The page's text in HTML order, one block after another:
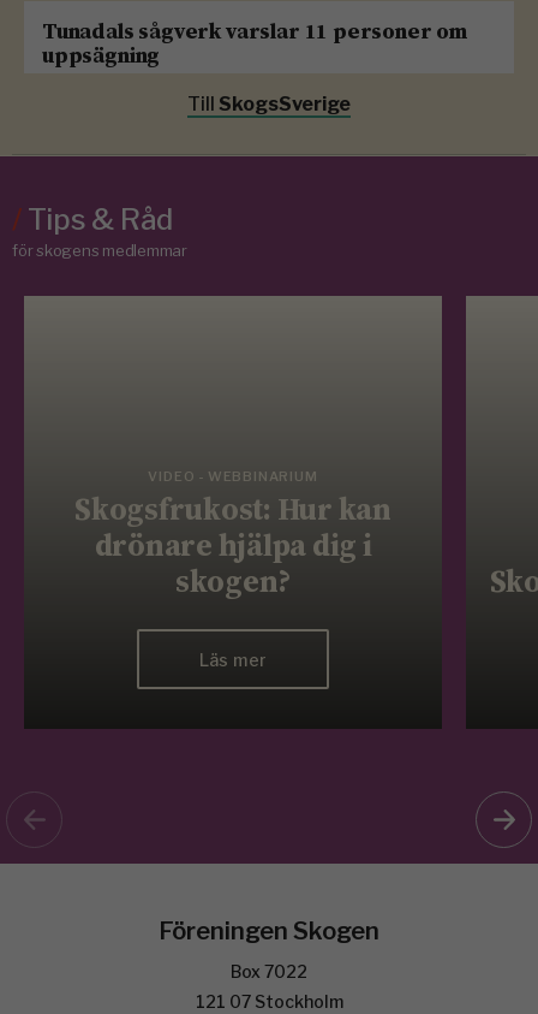
Tunadals sågverk varslar 11 personer om
uppsägning
Till SkogsSverige
/Tips & Råd
för skogens medlemmar
VIDEO - WEBBINARIUM
Skogsfrukost: Hur kan
drönare hjälpa dig i
skogen?
Läs mer
Föreningen Skogen
Box 7022
121 07 Stockholm